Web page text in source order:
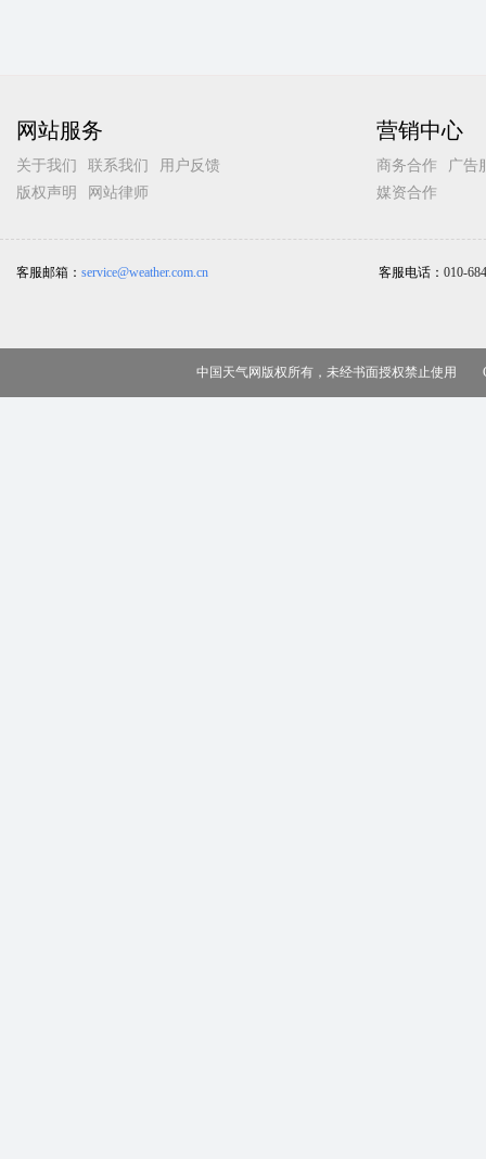
网站服务
关于我们 联系我们
用户反馈
版权声明
网站律师
营销中心
商务合作
广告
媒资合作
客服邮箱： service@weather.com.cn 客服电话： 010-
中国天气网版权所有，未经书面授权禁止使用